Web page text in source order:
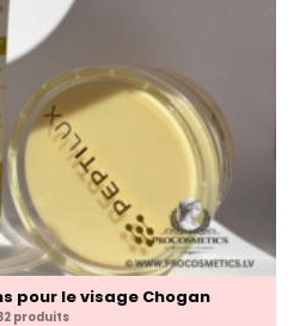
pour le visage Chogan
produits